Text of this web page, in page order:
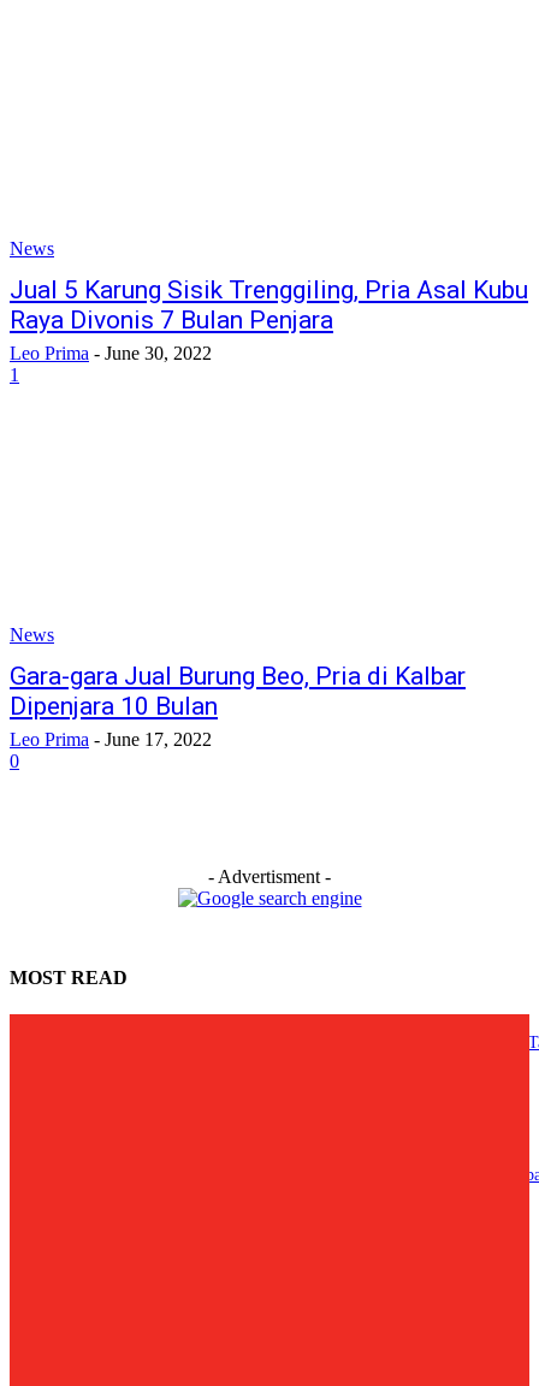
News
Jual 5 Karung Sisik Trenggiling, Pria Asal Kubu
Raya Divonis 7 Bulan Penjara
Leo Prima - June 30, 2022
1
News
Gara-gara Jual Burung Beo, Pria di Kalbar
Dipenjara 10 Bulan
Leo Prima - June 17, 2022
0
- Advertisment -
MOST READ
Lewat ARTSA 2026, Tembokpedia Pontianak Ajak Masyarakat Berkarya
Ria Norsan Dorong Sinergi PKK Percepat Kesejahteraan Masyarakat